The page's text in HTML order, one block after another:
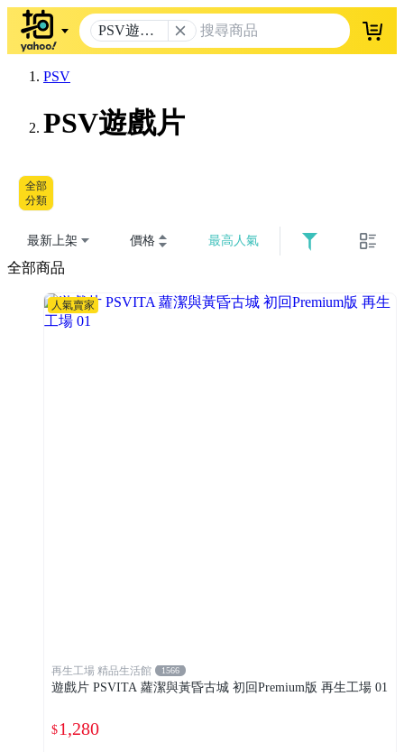
PSV遊戲
片
登入
PSV
PSV遊戲片
全部
分類
最新上架 價格 最高人氣
全部商品
人氣賣家
再生工場 精品生活館 1566
遊戲片 PSVITA 蘿潔與黃昏古城 初回Premium版 再生工場 01
$1,280